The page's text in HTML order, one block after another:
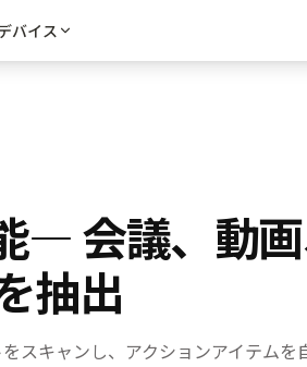
バイス
— 会議、動
抽出
スキャンし、アクションアイテムを